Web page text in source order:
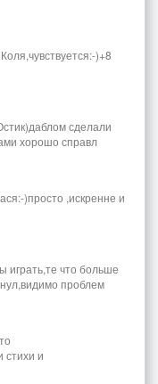
)+8
сделали
хорошо справл
)просто ,искренне и
играть,те что больше
проблем
стихи и